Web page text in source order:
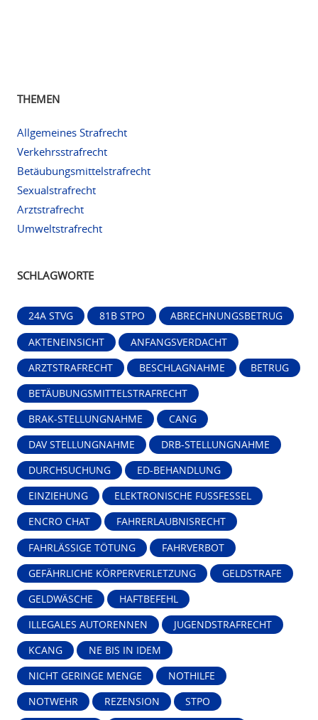
THEMEN
Allgemeines Strafrecht
Verkehrsstrafrecht
Betäubungsmittelstrafrecht
Sexualstrafrecht
Arztstrafrecht
Umweltstrafrecht
SCHLAGWORTE
24A STVG 81B STPO ABRECHNUNGSBETRUG
AKTENEINSICHT ANFANGSVERDACHT
ARZTSTRAFRECHT BESCHLAGNAHME BETRUG
BETÄUBUNGSMITTELSTRAFRECHT
BRAK-STELLUNGNAHME CANG
DAV STELLUNGNAHME DRB-STELLUNGNAHME
DURCHSUCHUNG ED-BEHANDLUNG
EINZIEHUNG ELEKTRONISCHE FUSSFESSEL
ENCRO CHAT FAHRERLAUBNISRECHT
FAHRLÄSSIGE TÖTUNG FAHRVERBOT
GEFÄHRLICHE KÖRPERVERLETZUNG GELDSTRAFE
GELDWÄSCHE HAFTBEFEHL
ILLEGALES AUTORENNEN JUGENDSTRAFRECHT
KCANG NE BIS IN IDEM
NICHT GERINGE MENGE NOTHILFE
NOTWEHR REZENSION STPO